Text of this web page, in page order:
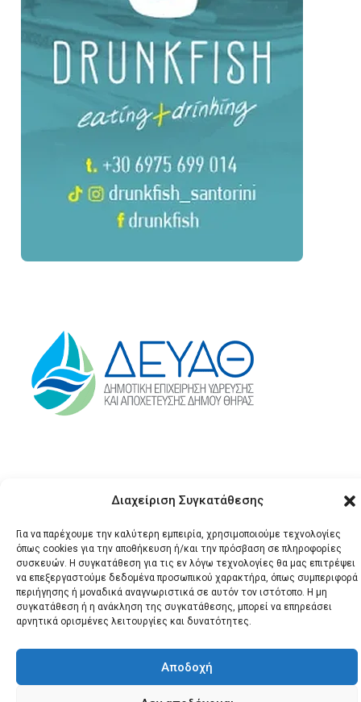
Διαχείριση Συγκατάθεσης
Για να παρέχουμε την καλύτερη εμπειρία, χρησιμοποιούμε τεχνολογίες
όπως cookies για την αποθήκευση ή/και την πρόσβαση σε πληροφορίες
συσκευών. Η συγκατάθεση για τις εν λόγω τεχνολογίες θα μας επιτρέψει
να επεξεργαστούμε δεδομένα προσωπικού χαρακτήρα, όπως συμπεριφορά
περιήγησης ή μοναδικά αναγνωριστικά σε αυτόν τον ιστότοπο. Η μη
συγκατάθεση ή η ανάκληση της συγκατάθεσης, μπορεί να επηρεάσει
αρνητικά ορισμένες λειτουργίες και δυνατότητες.
Αποδοχή
© 2026 Santonews - Όλα
τα δικαιώματα
κατοχυρωμένα.